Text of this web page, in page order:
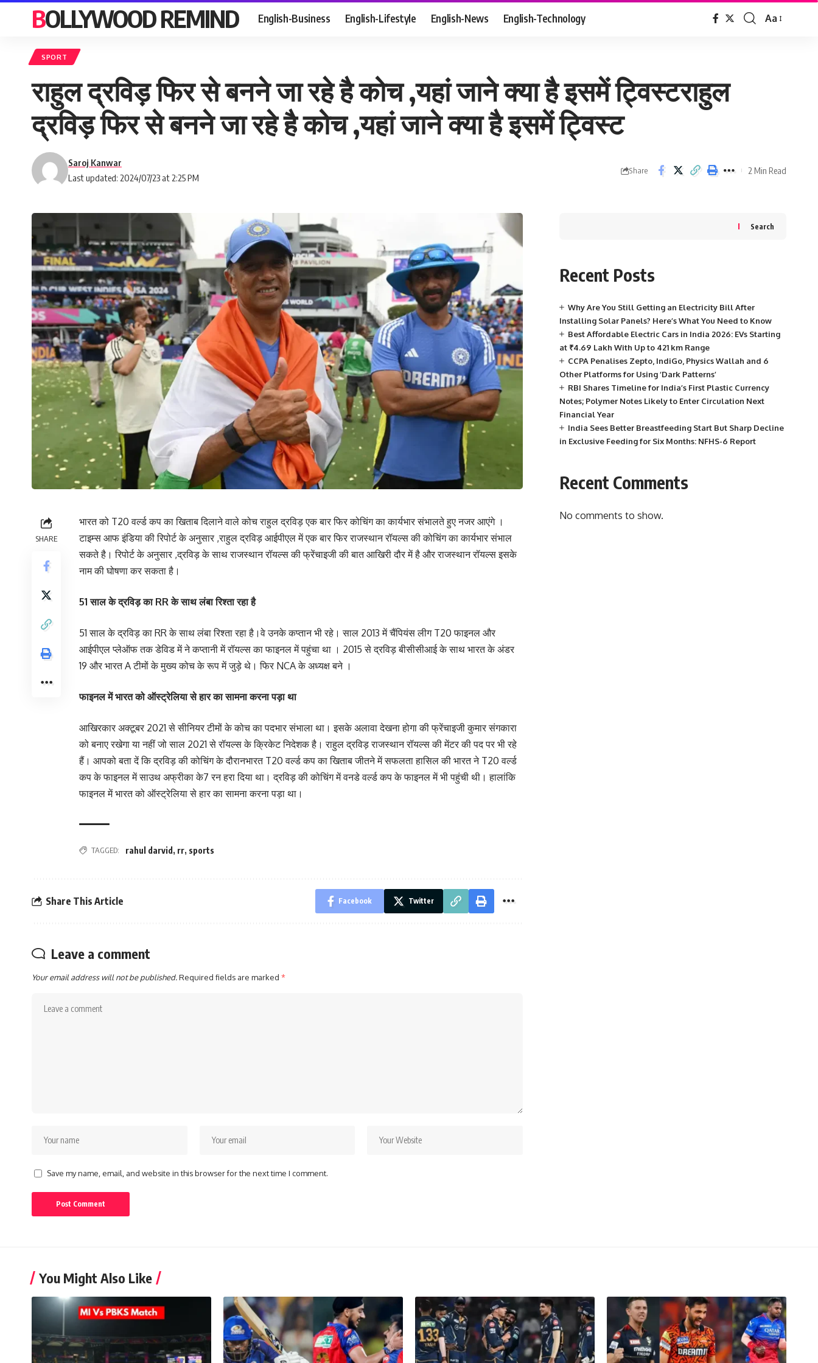
BOLLYWOOD REMIND English-Business English-Lifestyle English-News English-Technology
Font
Aa
SPORT
राहुल द्रविड़ फिर से बनने जा रहे है कोच ,यहां जाने क्या है इसमें ट्विस्टराहुल
द्रविड़ फिर से बनने जा रहे है कोच ,यहां जाने क्या है इसमें ट्विस्ट
Last updated: 2024/07/23 at 2:25 PM
Saroj Kanwar
Share 2 Min Read
SHARE
भारत को T20 वर्ल्ड कप का खिताब दिलाने वाले कोच राहुल द्रविड़ एक बार फिर कोचिंग का कार्यभार संभालते हुए नजर आएंगे ।
टाइम्स आफ इंडिया की रिपोर्ट के अनुसार ,राहुल द्रविड़ आईपीएल में एक बार फिर राजस्थान रॉयल्स की कोचिंग का कार्यभार संभाल
सकते है। रिपोर्ट के अनुसार ,द्रविड़ के साथ राजस्थान रॉयल्स की फ्रेंचाइजी की बात आखिरी दौर में है और राजस्थान रॉयल्स इसके
नाम की घोषणा कर सकता है।
51 साल के द्रविड़ का RR के साथ लंबा रिश्ता रहा है
51 साल के द्रविड़ का RR के साथ लंबा रिश्ता रहा है।वे उनके कप्तान भी रहे। साल 2013 में चैंपियंस लीग T20 फाइनल और
आईपीएल प्लेऑफ तक डेविड में ने कप्तानी में रॉयल्स का फाइनल में पहुंचा था । 2015 से द्रविड़ बीसीसीआई के साथ भारत के अंडर
19 और भारत A टीमों के मुख्य कोच के रूप में जुड़े थे। फिर NCA के अध्यक्ष बने ।
फाइनल में भारत को ऑस्ट्रेलिया से हार का सामना करना पड़ा था
आखिरकार अक्टूबर 2021 से सीनियर टीमों के कोच का पदभार संभाला था। इसके अलावा देखना होगा की फ्रेंचाइजी कुमार संगकारा
को बनाए रखेगा या नहीं जो साल 2021 से रॉयल्स के क्रिकेट निदेशक है। राहुल द्रविड़ राजस्थान रॉयल्स की मेंटर की पद पर भी रहे
हैं। आपको बता दें कि द्रविड़ की कोचिंग के दौरानभारत T20 वर्ल्ड कप का खिताब जीतने में सफलता हासिल की भारत ने T20 वर्ल्ड
कप के फाइनल में साउथ अफ्रीका के7 रन हरा दिया था। द्रविड़ की कोचिंग में वनडे वर्ल्ड कप के फाइनल में भी पहुंची थी। हालांकि
फाइनल में भारत को ऑस्ट्रेलिया से हार का सामना करना पड़ा था।
TAGGED: rahul darvid , rr, sports
Share This Article Facebook Twitter
Leave a comment
Your email address will not be published.Required fields are marked *
Save my name, email, and website in this browser for the next time I comment.
Search
Recent Posts
Why Are You Still Getting an Electricity Bill After
Installing Solar Panels? Here’s What You Need to Know
Best Affordable Electric Cars in India 2026: EVs Starting
at ₹4.69 Lakh With Up to 421 km Range
CCPA Penalises Zepto, IndiGo, Physics Wallah and 6
Other Platforms for Using ‘Dark Patterns’
RBI Shares Timeline for India’s First Plastic Currency
Notes; Polymer Notes Likely to Enter Circulation Next
Financial Year
India Sees Better Breastfeeding Start But Sharp Decline
in Exclusive Feeding for Six Months: NFHS-6 Report
Recent Comments
No comments to show.
You Might Also Like